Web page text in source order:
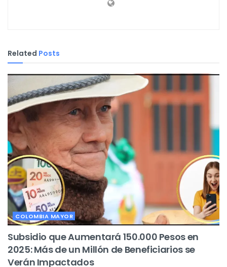
Related Posts
COLOMBIA MAYOR
Subsidio que Aumentará 150.000 Pesos en
2025: Más de un Millón de Beneficiarios se
Verán Impactados